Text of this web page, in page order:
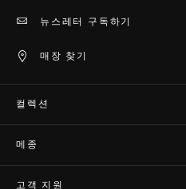
매장 찾기
뉴스레터 구독하기
컬렉션
메종
고객 지원​